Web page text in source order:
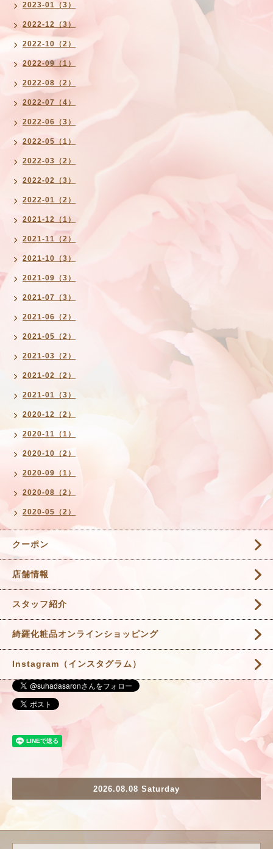
2023-01（3）
2022-12（3）
2022-10（2）
2022-09（1）
2022-08（2）
2022-07（4）
2022-06（3）
2022-05（1）
2022-03（2）
2022-02（3）
2022-01（2）
2021-12（1）
2021-11（2）
2021-10（3）
2021-09（3）
2021-07（3）
2021-06（2）
2021-05（2）
2021-03（2）
2021-02（2）
2021-01（3）
2020-12（2）
2020-11（1）
2020-10（2）
2020-09（1）
2020-08（2）
2020-05（2）
クーポン
店舗情報
スタッフ紹介
綺羅化粧品オンラインショッピング
Instagram（インスタグラム）
2026.08.08 Saturday